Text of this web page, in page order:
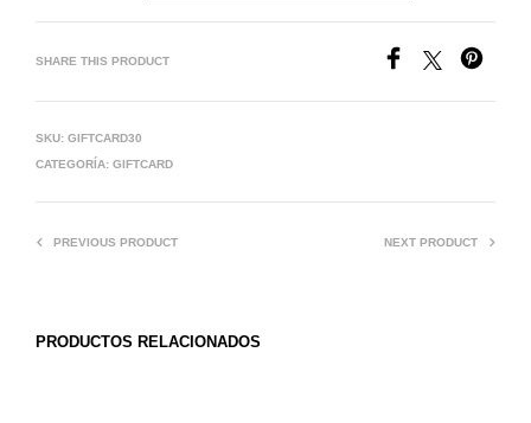
SHARE THIS PRODUCT
SKU: GIFTCARD30
CATEGORÍA: GIFTCARD
PREVIOUS PRODUCT NEXT PRODUCT
PRODUCTOS RELACIONADOS